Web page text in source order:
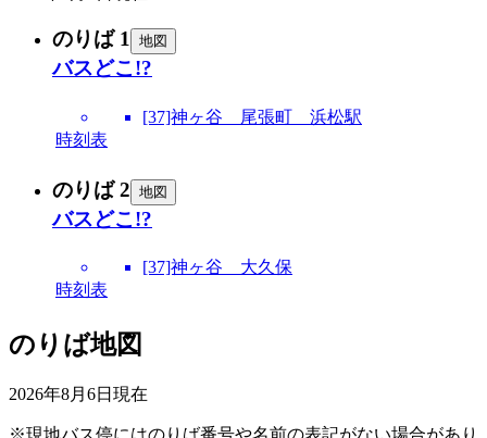
のりば 1 地図
バスどこ!?
[37]神ヶ谷 尾張町 浜松駅
時刻表
のりば 2 地図
バスどこ!?
[37]神ヶ谷 大久保
時刻表
のりば地図
2026年8月6日 現在